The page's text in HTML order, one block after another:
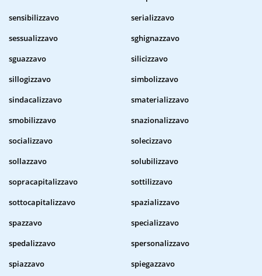
sensibilizzavo
serializzavo
sessualizzavo
sghignazzavo
sguazzavo
silicizzavo
sillogizzavo
simbolizzavo
sindacalizzavo
smaterializzavo
smobilizzavo
snazionalizzavo
socializzavo
solecizzavo
sollazzavo
solubilizzavo
sopracapitalizzavo
sottilizzavo
sottocapitalizzavo
spazializzavo
spazzavo
specializzavo
spedalizzavo
spersonalizzavo
spiazzavo
spiegazzavo